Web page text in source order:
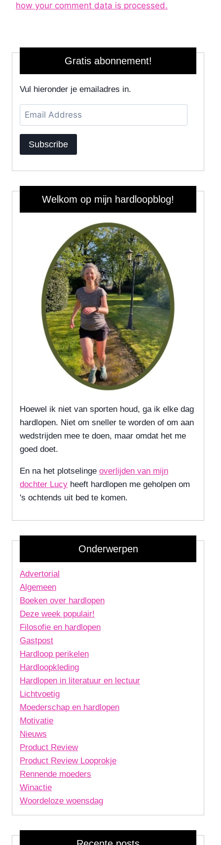
how your comment data is processed.
Gratis abonnement!
Vul hieronder je emailadres in.
Email
Address
Subscribe
Welkom op mijn hardloopblog!
Hoewel ik niet van sporten houd, ga ik elke dag
hardlopen. Niet om sneller te worden of om aan
wedstrijden mee te doen, maar omdat het me
goed doet.
En na het plotselinge overlijden van mijn
dochter Lucy heeft hardlopen me geholpen om
's ochtends uit bed te komen.
Onderwerpen
Advertorial
Algemeen
Boeken over hardlopen
Deze week populair!
Filosofie en hardlopen
Gastpost
Hardloop perikelen
Hardloopkleding
Hardlopen in literatuur en lectuur
Lichtvoetig
Moederschap en hardlopen
Motivatie
Nieuws
Product Review
Product Review Looprokje
Rennende moeders
Winactie
Woordeloze woensdag